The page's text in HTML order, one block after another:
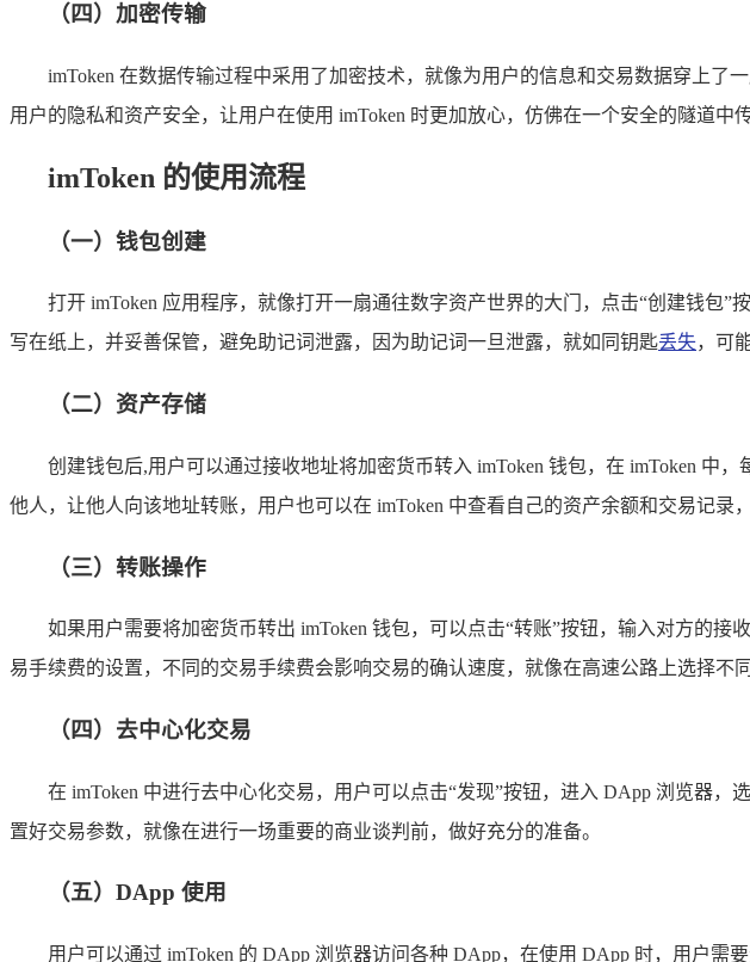
（四）加密传输
imToken 在数据传输过程中采用了加密技术，就像为用户的信息和交易数据穿上
用户的隐私和资产安全，让用户在使用 imToken 时更加放心，仿佛在一个安全的隧道中
imToken 的使用流程
（一）钱包创建
打开 imToken 应用程序，就像打开一扇通往数字资产世界的大门，点击“创建钱包
写在纸上，并妥善保管，避免助记词泄露，因为助记词一旦泄露，就如同钥匙丢失，可
（二）资产存储
创建钱包后,用户可以通过接收地址将加密货币转入 imToken 钱包，在 imToken 中
他人，让他人向该地址转账，用户也可以在 imToken 中查看自己的资产余额和交易记录
（三）转账操作
如果用户需要将加密货币转出 imToken 钱包，可以点击“转账”按钮，输入对方的
易手续费的设置，不同的交易手续费会影响交易的确认速度，就像在高速公路上选择不
（四）去中心化交易
在 imToken 中进行去中心化交易，用户可以点击“发现”按钮，进入 DApp 浏览器
置好交易参数，就像在进行一场重要的商业谈判前，做好充分的准备。
（五）DApp 使用
用户可以通过 imToken 的 DApp 浏览器访问各种 DApp，在使用 DApp 时，用户